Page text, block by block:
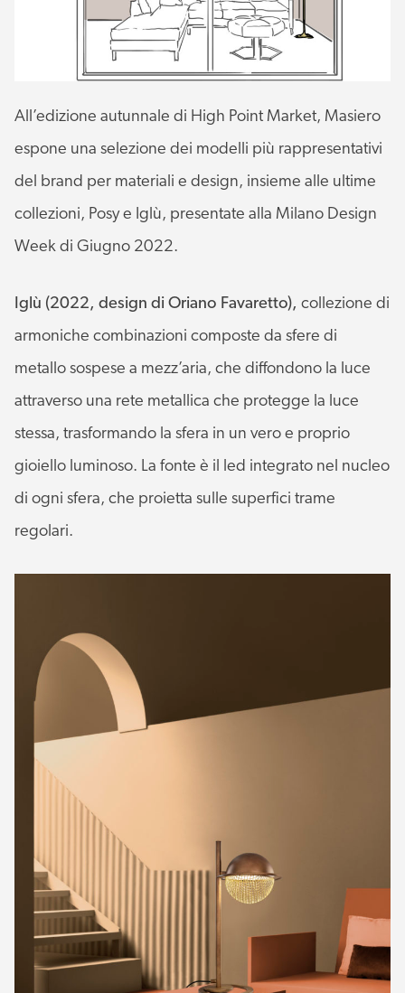
All’edizione autunnale di High Point Market, Masiero
espone una selezione dei modelli più rappresentativi
del brand per materiali e design, insieme alle ultime
collezioni, Posy e Iglù, presentate alla Milano Design
Week di Giugno 2022.
Iglù (2022, design di Oriano Favaretto), collezione di
armoniche combinazioni composte da sfere di
metallo sospese a mezz’aria, che diffondono la luce
attraverso una rete metallica che protegge la luce
stessa, trasformando la sfera in un vero e proprio
gioiello luminoso. La fonte è il led integrato nel nucleo
di ogni sfera, che proietta sulle superfici trame
regolari.